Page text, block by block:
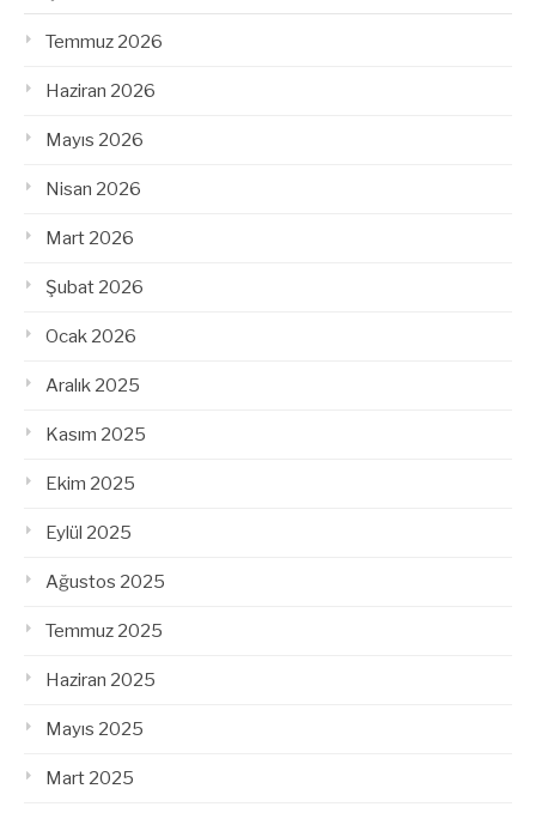
Temmuz 2026
Haziran 2026
Mayıs 2026
Nisan 2026
Mart 2026
Şubat 2026
Ocak 2026
Aralık 2025
Kasım 2025
Ekim 2025
Eylül 2025
Ağustos 2025
Temmuz 2025
Haziran 2025
Mayıs 2025
Mart 2025